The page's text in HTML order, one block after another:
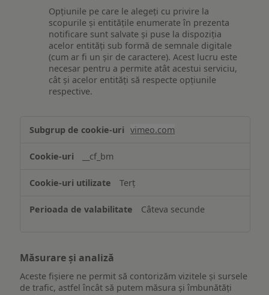
Opțiunile pe care le alegeți cu privire la
scopurile și entitățile enumerate în prezenta
notificare sunt salvate și puse la dispoziția
acelor entități sub formă de semnale digitale
(cum ar fi un șir de caractere). Acest lucru este
necesar pentru a permite atât acestui serviciu,
cât și acelor entități să respecte opțiunile
respective.
Asigurarea
funcționalităților
website-
ului
vimeo.com
__cf_bm
Terț
Câteva secunde
Măsurare și analiză
Aceste fișiere ne permit să contorizăm vizitele și sursele
de trafic, astfel încât să putem măsura și îmbunătăți